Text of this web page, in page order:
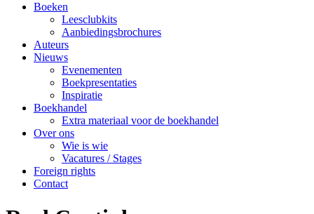
Boeken
Leesclubkits
Aanbiedingsbrochures
Auteurs
Nieuws
Evenementen
Boekpresentaties
Inspiratie
Boekhandel
Extra materiaal voor de boekhandel
Over ons
Wie is wie
Vacatures / Stages
Foreign rights
Contact